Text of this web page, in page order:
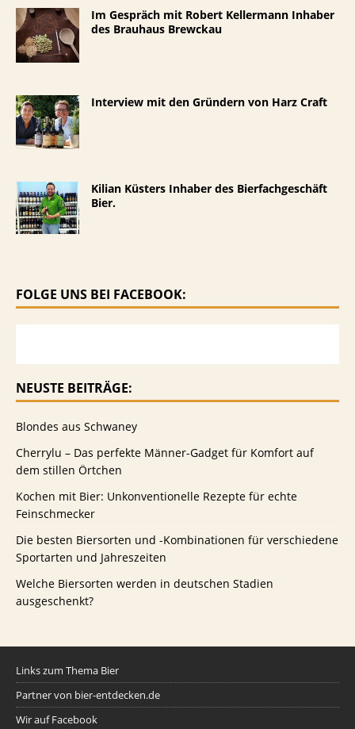
Im Gespräch mit Robert Kellermann Inhaber
des Brauhaus Brewckau
Interview mit den Gründern von Harz Craft
Kilian Küsters Inhaber des Bierfachgeschäft
Bier.
FOLGE UNS BEI FACEBOOK:
NEUSTE BEITRÄGE:
Blondes aus Schwaney
Cherrylu – Das perfekte Männer-Gadget für Komfort auf
dem stillen Örtchen
Kochen mit Bier: Unkonventionelle Rezepte für echte
Feinschmecker
Die besten Biersorten und -Kombinationen für verschiedene
Sportarten und Jahreszeiten
Welche Biersorten werden in deutschen Stadien
ausgeschenkt?
Links zum Thema Bier
Partner von bier-entdecken.de
Wir auf Facebook